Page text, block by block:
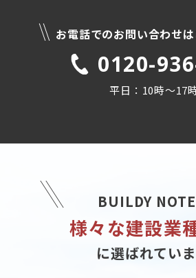
お電話でのお問い合わせ
0120-
平日：10時〜17
BUILDY
様々な建設業
に選ばれてい